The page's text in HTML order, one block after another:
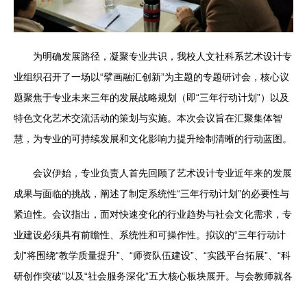
为明确发展路径，凝聚专业共识，我校人文社科系艺术设计专
业组织召开了一场以“擘画融汇创新”为主题的专题研讨会，核心议
题聚焦于专业未来三年的发展战略规划（即“三年行动计划”）以及
特色文化艺术交流活动的策划与实施。本次会议旨在汇聚集体智
慧，为专业的可持续发展和文化影响力提升绘制清晰的行动蓝图。
会议伊始，专业负责人首先回顾了艺术设计专业近年来的发展
成果与面临的挑战，阐述了制定系统性“三年行动计划”的必要性与
紧迫性。会议指出，面对快速变化的行业趋势与社会文化需求，专
业建设必须具有前瞻性、系统性和可操作性。拟议的“三年行动计
划”将围绕“教学质量提升”、“师资队伍建设”、“实践平台拓展”、“科
研创作突破”以及“社会服务深化”五大核心板块展开。与会教师就各